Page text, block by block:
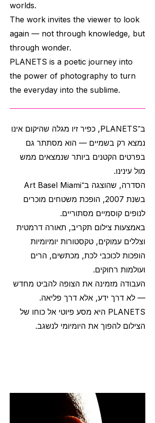
worlds.
The work invites the viewer to look
again — not through knowledge, but
through wonder.
PLANETS is a poetic journey into
the power of photography to turn
the everyday into the sublime.
ב־PLANETS, כפיר זיו מגלה שהיקום אינו
נמצא רק בשמיים — הוא מסתתר גם
בפרטים הקטנים ביותר שנמצאים ממש
מול עינינו.
הסדרה, שהוצגה ב־Art Basel Miami
בשנת 2007, הופכת משטחים מוכרים
לנופים קוסמיים מסתוריים.
באמצעות צילום תקריב, תאורה דרמטית
וצללים עמוקים, טקסטורות יומיומיות
הופכות לכוכבי לכת, מכתשים, הרים
ועולמות רחוקים.
העבודה מזמינה את הצופה להביט מחדש
— לא דרך ידע, אלא דרך פליאה.
PLANETS היא מסע פיוטי אל כוחו של
הצילום להפוך את היומיומי לנשגב.